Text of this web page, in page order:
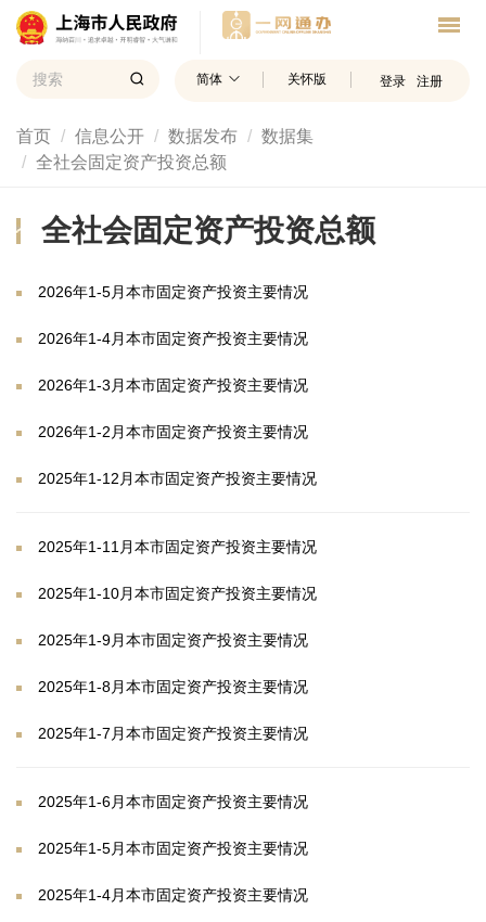
简体 关怀版 登录 注册
首页 信息公开 数据发布
数据集
全社会固定资产投资总额
全社会固定资产投资总额
2026年1-5月本市固定资产投资主要情况
2026年1-4月本市固定资产投资主要情况
2026年1-3月本市固定资产投资主要情况
2026年1-2月本市固定资产投资主要情况
2025年1-12月本市固定资产投资主要情况
2025年1-11月本市固定资产投资主要情况
2025年1-10月本市固定资产投资主要情况
2025年1-9月本市固定资产投资主要情况
2025年1-8月本市固定资产投资主要情况
2025年1-7月本市固定资产投资主要情况
2025年1-6月本市固定资产投资主要情况
2025年1-5月本市固定资产投资主要情况
2025年1-4月本市固定资产投资主要情况